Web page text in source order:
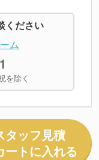
ください
ム
を除く
タッフ見積
ートに入れる